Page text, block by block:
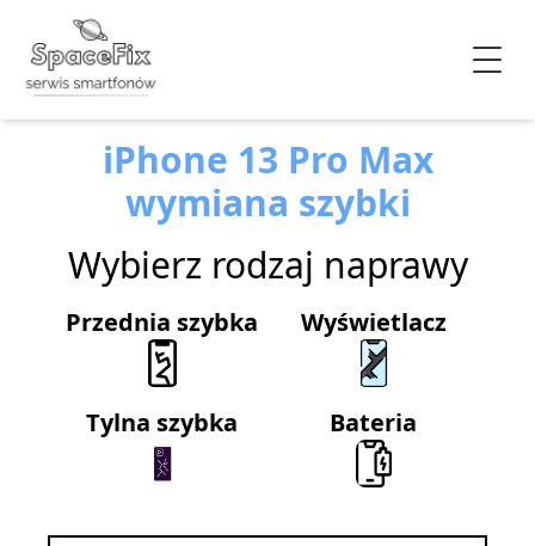
iPhone 13 Pro Max
wymiana szybki
Wybierz rodzaj naprawy
Przednia szybka Wyświetlacz
Tylna szybka Bateria